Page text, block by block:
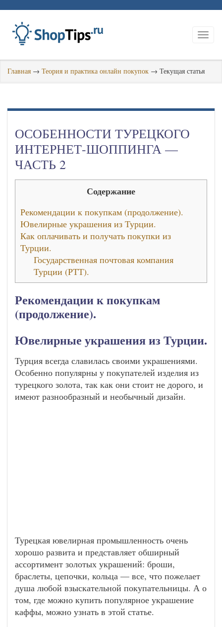
Главная → Теория и практика онлайн покупок → Текущая статья
ОСОБЕННОСТИ ТУРЕЦКОГО
ИНТЕРНЕТ-ШОППИНГА —
ЧАСТЬ 2
Содержание
Рекомендации к покупкам (продолжение).
Ювелирные украшения из Турции.
Как оплачивать и получать покупки из
Турции.
Государственная почтовая компания
Турции (РТТ).
Рекомендации к покупкам
(продолжение).
Ювелирные украшения из Турции.
Турция всегда славилась своими украшениями.
Особенно популярны у покупателей изделия из
турецкого золота, так как они стоит не дорого, и
имеют разнообразный и необычный дизайн.
Турецкая ювелирная промышленность очень
хорошо развита и представляет обширный
ассортимент золотых украшений: броши,
браслеты, цепочки, кольца — все, что пожелает
душа любой взыскательной покупательницы. А о
том, где можно купить популярное украшение
каффы, можно узнать в этой статье.